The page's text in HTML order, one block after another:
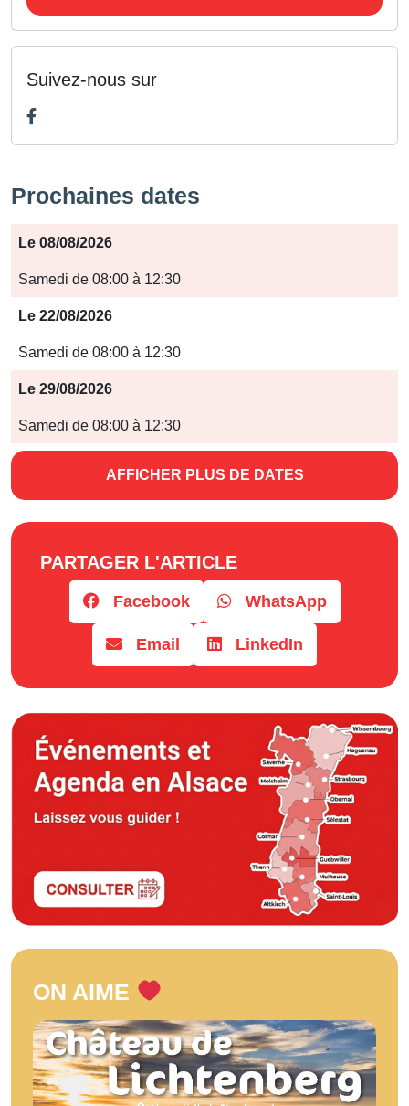
Suivez-nous sur
Prochaines dates
Période
Jours
Horaires
Le 08/08/2026
Samedi de 08:00 à 12:30
Le 22/08/2026
Samedi de 08:00 à 12:30
Le 29/08/2026
Samedi de 08:00 à 12:30
AFFICHER PLUS DE DATES
PARTAGER L'ARTICLE
Facebook WhatsApp
Email LinkedIn
ON AIME